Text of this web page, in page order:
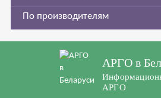
По производителям
АРГО в
АРГО